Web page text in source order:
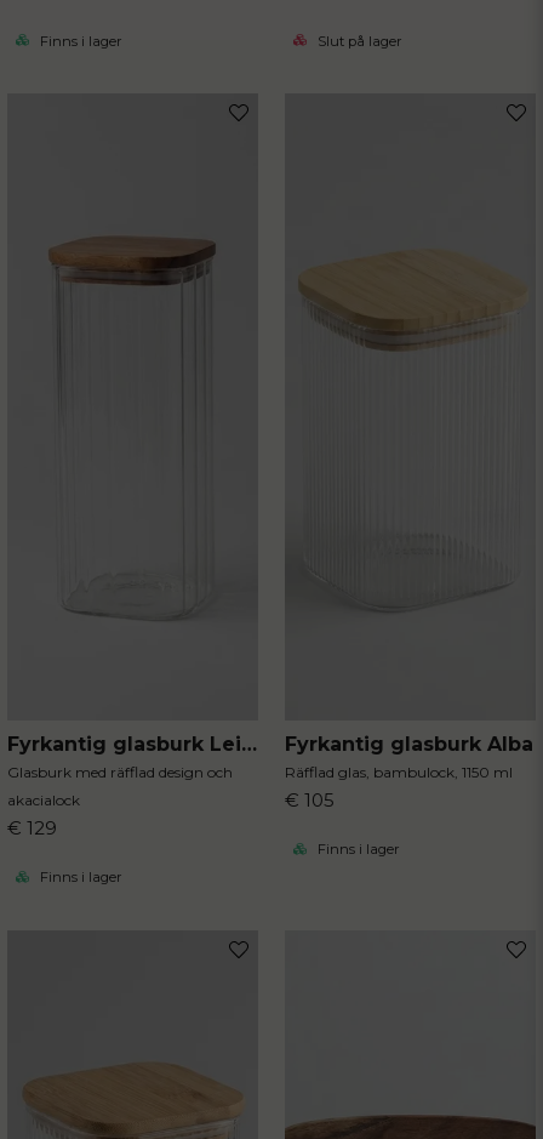
Finns i lager Slut på lager
Fyrkantig glasburk Leia 1800 ml
Glasburk med räfflad design och
akacialock
€ 129
Finns i lager
Fyrkantig glasburk Alba
Räfflad glas, bambulock, 1150 ml
€ 105
Finns i lager